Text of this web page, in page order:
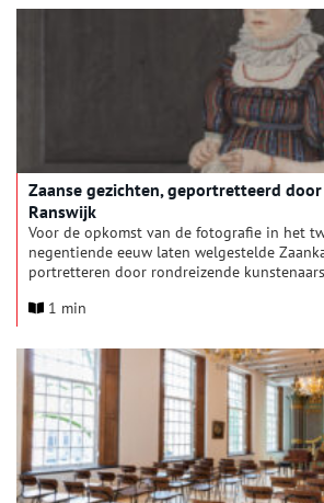
prachtige 17e-eeuwse jurk en Eva zelf
leven. Het schilderij is daarmee een
de huidige mode-expositie TIME in
zien t/m 1 juni 2025, daarna sluit het
de ingrijpende verbouwing.
Zaanse gezichten, geportretteerd door
Ranswijk
Voor de opkomst van de fotografie in het
negentiende eeuw laten welgestelde
portretteren door rondreizende
van Ranswijk (1773-na 1841). Ze geven een
begin van de negentiende eeuw.
1 min